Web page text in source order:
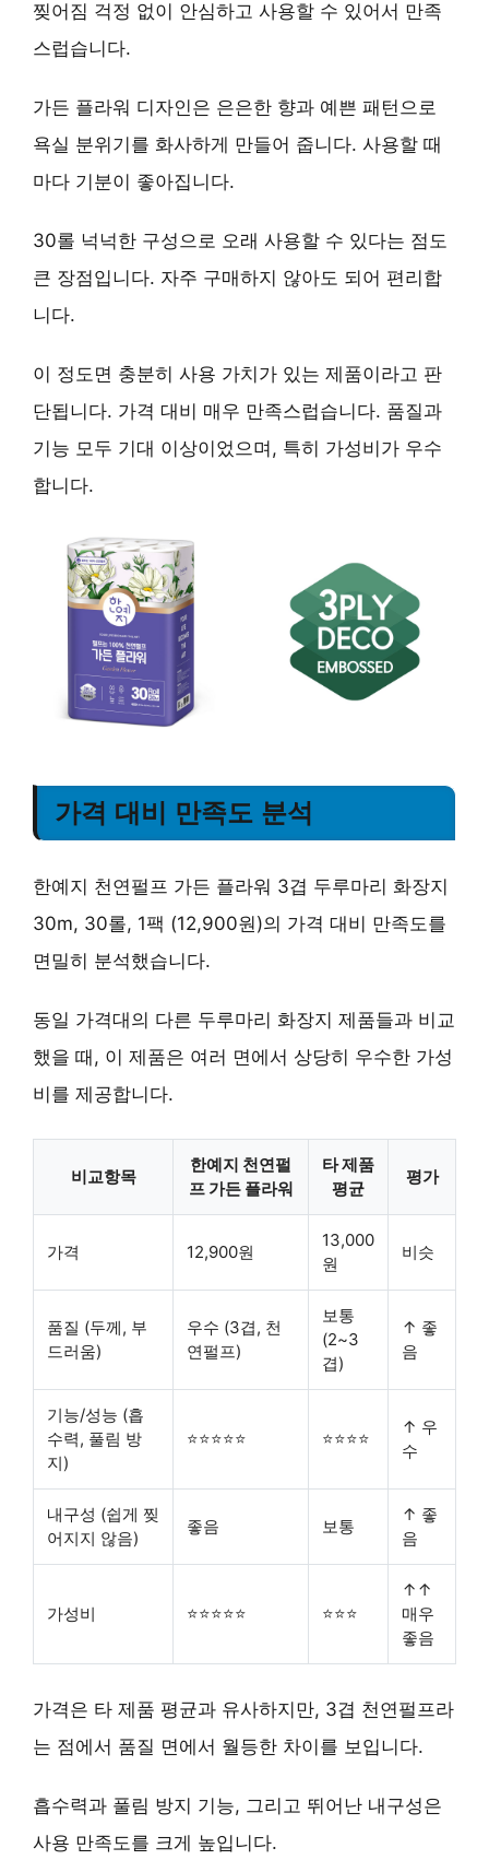
찢어짐 걱정 없이 안심하고 사용할 수 있어서 만족
스럽습니다.
가든 플라워 디자인은 은은한 향과 예쁜 패턴 으로
욕실 분위기를 화사하게 만들어 줍니다. 사용할 때
마다 기분이 좋아집니다.
30롤 넉넉한 구성으로 오래 사용할 수 있다는 점 도
큰 장점입니다. 자주 구매하지 않아도 되어 편리합
니다.
이 정도면 충분히 사용 가치가 있는 제품이라고 판
단됩니다. 가격 대비 매우 만족스럽습니다. 품질과
기능 모두 기대 이상이었으며, 특히 가성비가 우수
합니다.
가격 대비 만족도 분석
한예지 천연펄프 가든 플라워 3겹 두루마리 화장지
30m, 30롤, 1팩 (12,900원)의 가격 대비 만족도를
면밀히 분석했습니다.
동일 가격대의 다른 두루마리 화장지 제품들과 비교
했을 때, 이 제품은 여러 면에서 상당히 우수한 가성
비를 제공합니다.
비교항목
한예지 천연펄
프 가든 플라워
타 제품
평균
평가
가격 12,900원
13,000
원
비슷
품질 (두께, 부
드러움)
우수 (3겹, 천
연펄프)
보통
(2~3
겹)
↑ 좋
음
기능/성능 (흡
수력, 풀림 방
지)
⭐⭐⭐⭐⭐ ⭐⭐⭐⭐
↑ 우
수
내구성 (쉽게 찢
어지지 않음)
좋음 보통
↑ 좋
음
가성비 ⭐⭐⭐⭐⭐ ⭐⭐⭐
↑↑
매우
좋음
가격은 타 제품 평균과 유사하지만, 3겹 천연펄프라
는 점에서 품질 면에서 월등한 차이를 보입니다.
흡수력과 풀림 방지 기능, 그리고 뛰어난 내구성은
사용 만족도를 크게 높입니다.